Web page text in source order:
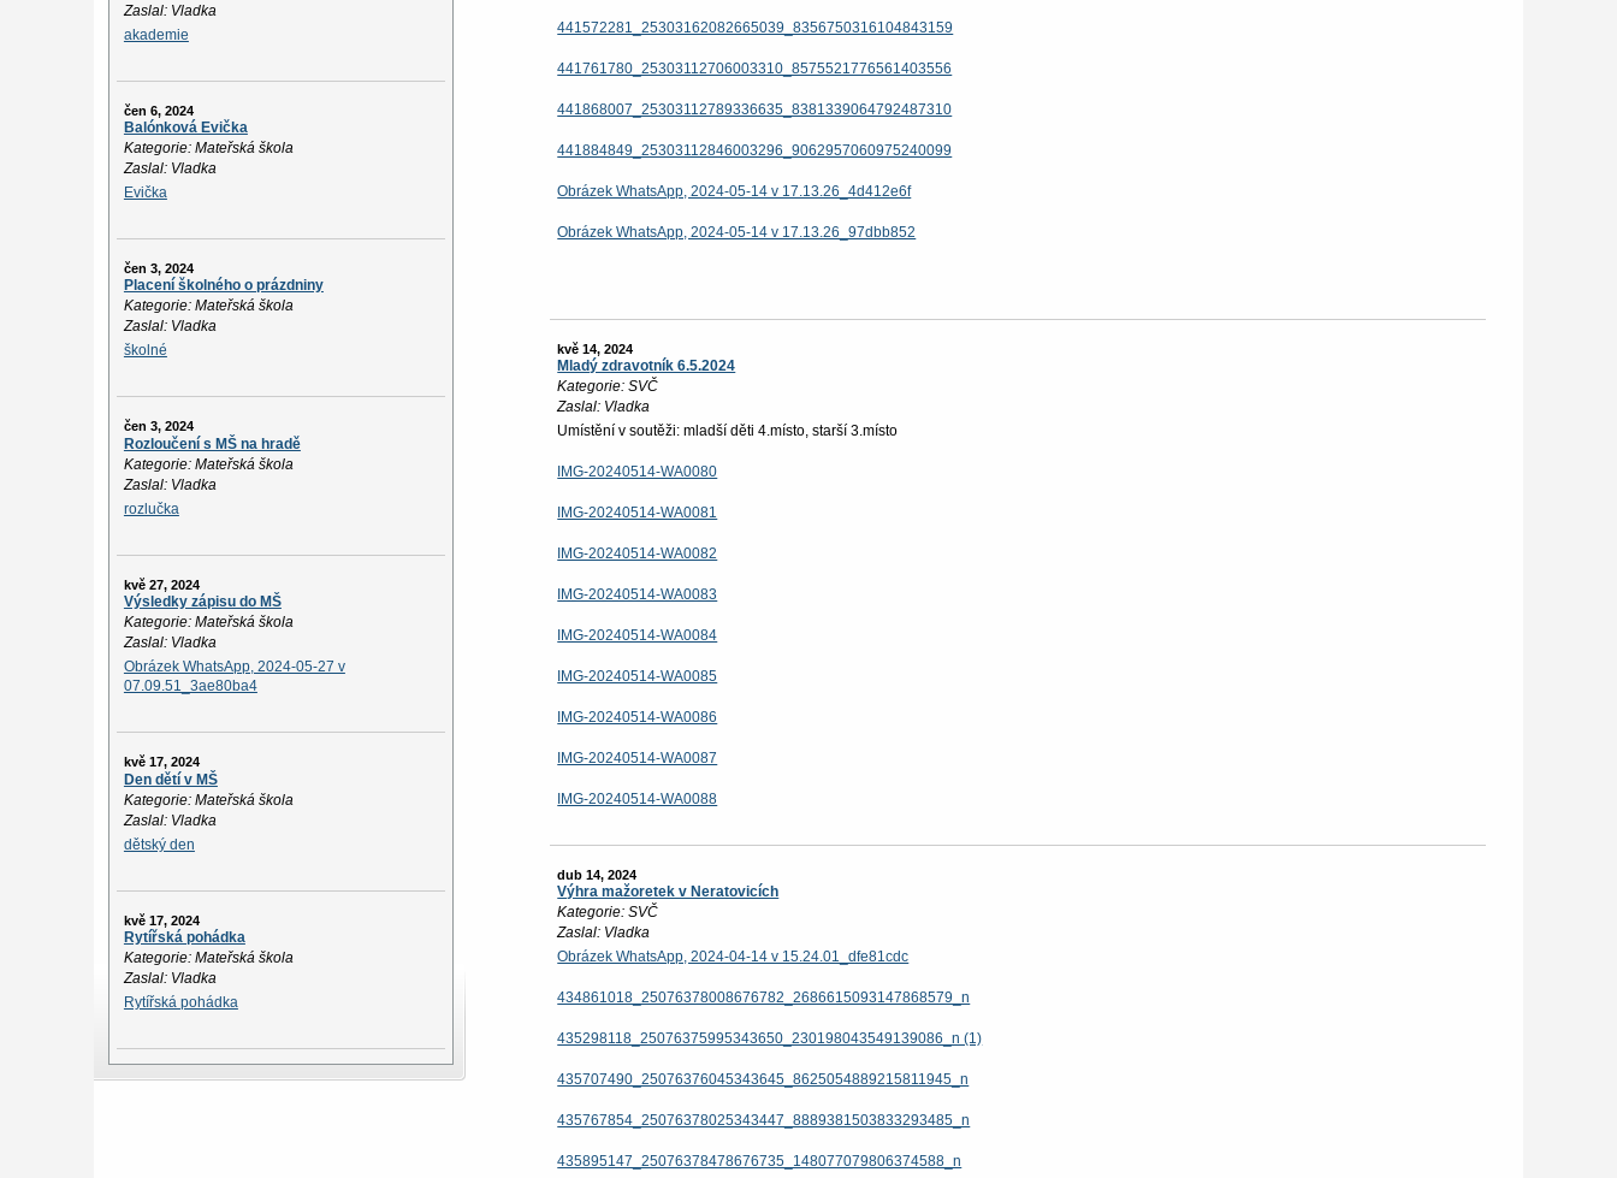
Zaslal: Vladka
akademie
čen 6, 2024
Balónková Evička
Kategorie: Mateřská škola
Zaslal: Vladka
Evička
čen 3, 2024
Placení školného o prázdniny
Kategorie: Mateřská škola
Zaslal: Vladka
školné
čen 3, 2024
Rozloučení s MŠ na hradě
Kategorie: Mateřská škola
Zaslal: Vladka
rozlučka
kvě 27, 2024
Výsledky zápisu do MŠ
Kategorie: Mateřská škola
Zaslal: Vladka
Obrázek WhatsApp, 2024-05-27 v
07.09.51_3ae80ba4
kvě 17, 2024
Den dětí v MŠ
Kategorie: Mateřská škola
Zaslal: Vladka
dětský den
kvě 17, 2024
Rytířská pohádka
Kategorie: Mateřská škola
Zaslal: Vladka
Rytířská pohádka
441572281_25303162082665039_8356750316104843159
441761780_25303112706003310_8575521776561403556
441868007_25303112789336635_8381339064792487310
441884849_25303112846003296_9062957060975240099
Obrázek WhatsApp, 2024-05-14 v 17.13.26_4d412e6f
Obrázek WhatsApp, 2024-05-14 v 17.13.26_97dbb852
kvě 14, 2024
Mladý zdravotník 6.5.2024
Kategorie: SVČ
Zaslal: Vladka
Umístění v soutěži: mladší děti 4.místo, starší 3.místo
IMG-20240514-WA0080
IMG-20240514-WA0081
IMG-20240514-WA0082
IMG-20240514-WA0083
IMG-20240514-WA0084
IMG-20240514-WA0085
IMG-20240514-WA0086
IMG-20240514-WA0087
IMG-20240514-WA0088
dub 14, 2024
Výhra mažoretek v Neratovicích
Kategorie: SVČ
Zaslal: Vladka
Obrázek WhatsApp, 2024-04-14 v 15.24.01_dfe81cdc
434861018_25076378008676782_2686615093147868579_n
435298118_25076375995343650_230198043549139086_n (1)
435707490_25076376045343645_8625054889215811945_n
435767854_25076378025343447_8889381503833293485_n
435895147_25076378478676735_148077079806374588_n